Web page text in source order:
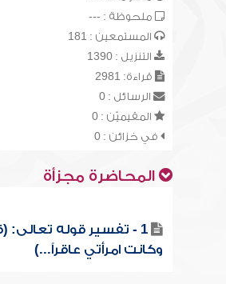
ملحوظة : ---
المستمعين : 181
التنزيل : 1390
قراءة: 2981
الرسائل : 0
المقيميّن : 0
في خزائن : 0
المحاضرة مجزأة
1 - تفسير قوله تعالى:
وكانت امرأتي عاقراً...)